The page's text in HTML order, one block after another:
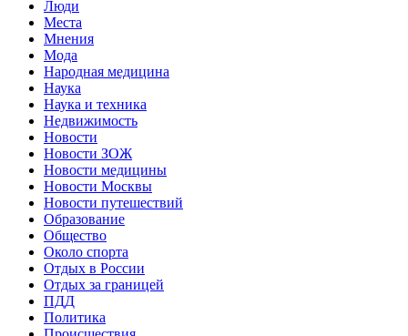
Люди
Места
Мнения
Мода
Народная медицина
Наука
Наука и техника
Недвижимость
Новости
Новости ЗОЖ
Новости медицины
Новости Москвы
Новости путешествий
Образование
Общество
Около спорта
Отдых в России
Отдых за границей
ПДД
Политика